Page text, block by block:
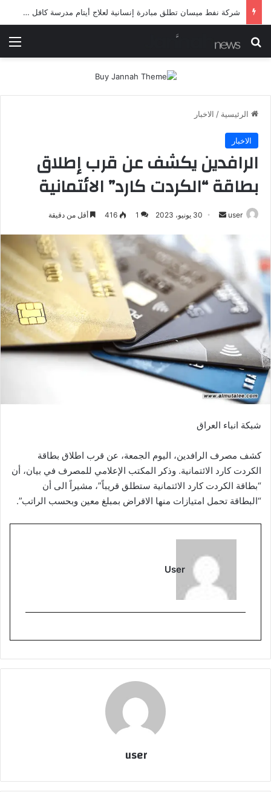
شرطة ميسان تلقي القبض على مطلقي العيارات النارية أثناء تشييع جنائزي في العمارة
بحث عن
الرئيسية / الاخبار
الاخبار
الرافدين يكشف عن قرب إطلاق
بطاقة “الكردت كارد” الائتمانية
user
أرسل 30 يونيو، 2023 1
416 أقل من دقيقة
شبكة انباء العراق
كشف مصرف الرافدين، اليوم الجمعة، عن قرب اطلاق بطاقة
الكردت كارد الائتمانية. وذكر المكتب الإعلامي للمصرف في بيان، أن
“بطاقة الكردت كارد الائتمانية ستطلق قريباً”، مشيراً الى أن
“البطاقة تحمل امتيازات منها الاقراض بمبلغ معين وبحسب الراتب”.
User
user